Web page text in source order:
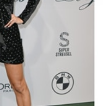
und Anzeigen zu
Medien anbieten
unsere Website zu
Informationen zu Ihrer
unsere Partner für
weiter. Unsere
möglicherweise mit